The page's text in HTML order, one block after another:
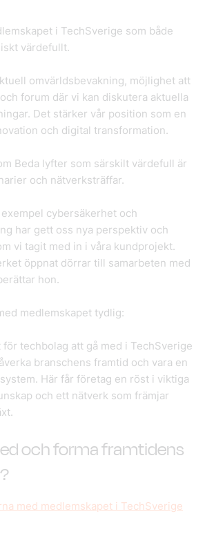
i TechSverige som både
värdefullt.
omvärldsbevakning, möjlighet att
forum där vi kan diskutera aktuella
Det stärker vår position som en
och digital transformation.
Beda lyfter som särskilt värdefull är
och nätverksträffar.
cybersäkerhet och
har gett oss nya perspektiv och
vi tagit med in i våra kundprojekt.
öppnat dörrar till samarbeten med
hon.
medlemskapet tydlig:
techbolag att gå med i TechSverige
branschens framtid och vara en
Här får företag en röst i viktiga
och ett nätverk som främjar
och forma framtidens
med medlemskapet i TechSverige